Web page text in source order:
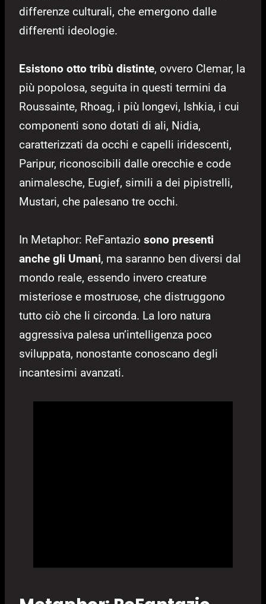
differenze culturali, che emergono dalle
differenti ideologie.
Esistono otto tribù distinte, ovvero Clemar, la
più popolosa, seguita in questi termini da
Roussainte, Rhoag, i più longevi, Ishkia, i cui
componenti sono dotati di ali, Nidia,
caratterizzati da occhi e capelli iridescenti,
Paripur, riconoscibili dalle orecchie e code
animalesche, Eugief, simili a dei pipistrelli,
Mustari, che palesano tre occhi.
In Metaphor: ReFantazio sono presenti
anche gli Umani, ma saranno ben diversi dal
mondo reale, essendo invero creature
misteriose e mostruose, che distruggono
tutto ciò che li circonda. La loro natura
aggressiva palesa un’intelligenza poco
sviluppata, nonostante conoscano degli
incantesimi avanzati.